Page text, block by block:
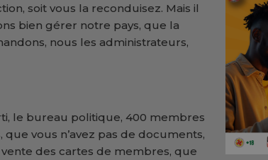
soit vous la reconduisez. Mais il
bien gérer notre pays, que la
nous les administrateurs,
le bureau politique, 400 membres
vous n’avez pas de documents,
des cartes de membres, que